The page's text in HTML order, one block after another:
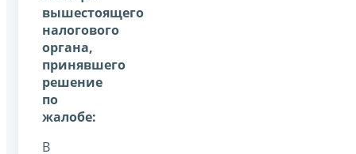
вышестоящего
налогового
органа,
принявшего
решение
по
жалобе:
В